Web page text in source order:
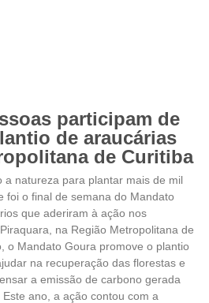
participam de
de araucárias
de Curitiba
a natureza para plantar mais de mil
foi o final de semana do Mandato
que aderiram à ação nos
na Região Metropolitana de
Mandato Goura promove o plantio
na recuperação das florestas e
a emissão de carbono gerada
ano, a ação contou com a